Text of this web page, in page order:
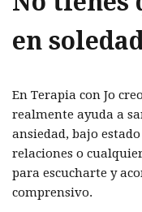
en
En Terapia con Jo
realmente ayuda a
ansiedad, bajo
relaciones o
para escucharte y
comprensivo.